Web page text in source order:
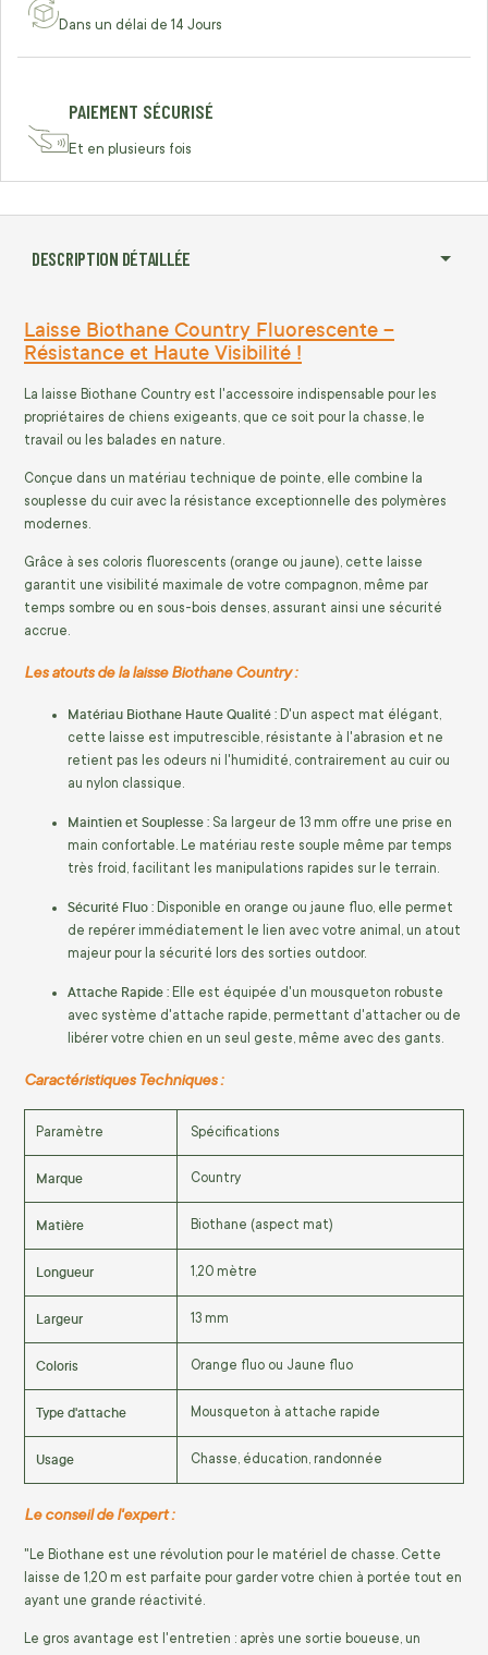
Dans un délai de 14 Jours
PAIEMENT SÉCURISÉ
Et en plusieurs fois
DESCRIPTION DÉTAILLÉE
Laisse Biothane Country Fluorescente –
Résistance et Haute Visibilité !
La laisse Biothane Country est l'accessoire indispensable pour les
propriétaires de chiens exigeants, que ce soit pour la chasse, le
travail ou les balades en nature.
Conçue dans un matériau technique de pointe, elle combine la
souplesse du cuir avec la résistance exceptionnelle des polymères
modernes.
Grâce à ses coloris fluorescents (orange ou jaune), cette laisse
garantit une visibilité maximale de votre compagnon, même par
temps sombre ou en sous-bois denses, assurant ainsi une sécurité
accrue.
Les atouts de la laisse Biothane Country :
Matériau Biothane Haute Qualité : D'un aspect mat élégant,
cette laisse est imputrescible, résistante à l'abrasion et ne
retient pas les odeurs ni l'humidité, contrairement au cuir ou
au nylon classique.
Maintien et Souplesse : Sa largeur de 13 mm offre une prise en
main confortable. Le matériau reste souple même par temps
très froid, facilitant les manipulations rapides sur le terrain.
Sécurité Fluo : Disponible en orange ou jaune fluo, elle permet
de repérer immédiatement le lien avec votre animal, un atout
majeur pour la sécurité lors des sorties outdoor.
Attache Rapide : Elle est équipée d'un mousqueton robuste
avec système d'attache rapide, permettant d'attacher ou de
libérer votre chien en un seul geste, même avec des gants.
Caractéristiques Techniques :
Paramètre Spécifications
Marque Country
Matière Biothane (aspect mat)
Longueur 1,20 mètre
Largeur 13 mm
Coloris Orange fluo ou Jaune fluo
Type d'attache Mousqueton à attache rapide
Usage Chasse, éducation, randonnée
Le conseil de l'expert :
"Le Biothane est une révolution pour le matériel de chasse. Cette
laisse de 1,20 m est parfaite pour garder votre chien à portée tout en
ayant une grande réactivité.
Le gros avantage est l'entretien : après une sortie boueuse, un